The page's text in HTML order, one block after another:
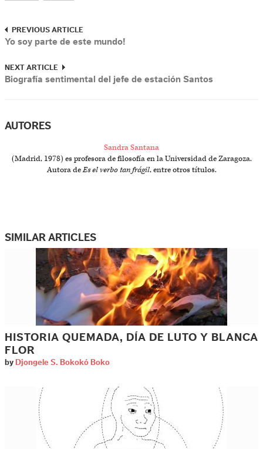
PREVIOUS ARTICLE
Yo soy parte de este mundo!
NEXT ARTICLE
Biografía sentimental del jefe de estación Santos
AUTORES
Sandra Santana
(Madrid, 1978) es profesora de filosofía en la Universidad de Zaragoza.
Autora deEs el verbo tan frágil, entre otros títulos.
SIMILAR ARTICLES
HISTORIA QUEMADA, DÍA DE LUTO Y BLANCA
FLOR
by Djongele S. Bokokó Boko